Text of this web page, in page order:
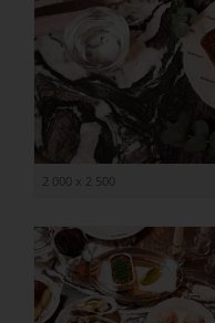
2 000 x 2 500